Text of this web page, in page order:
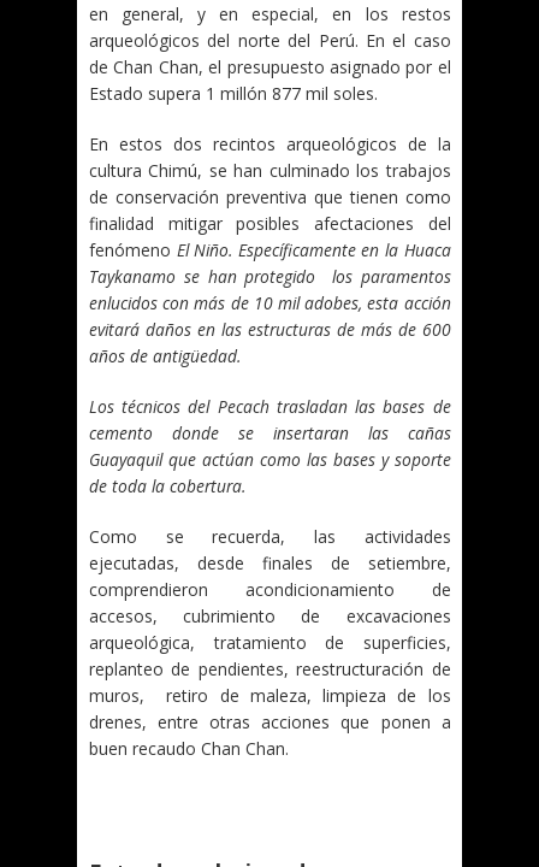
en general, y en especial, en los restos
arqueológicos del norte del Perú. En el caso
de Chan Chan, el presupuesto asignado por el
Estado supera 1 millón 877 mil soles.
En estos dos recintos arqueológicos de la
cultura Chimú, se han culminado los trabajos
de conservación preventiva que tienen como
finalidad mitigar posibles afectaciones del
fenómeno El Niño. Específicamente en la Huaca
Taykanamo se han protegido los paramentos
enlucidos con más de 10 mil adobes, esta acción
evitará daños en las estructuras de más de 600
años de antigüedad.
Los técnicos del Pecach trasladan las bases de
cemento donde se insertaran las cañas
Guayaquil que actúan como las bases y soporte
de toda la cobertura.
Como se recuerda, las actividades
ejecutadas, desde finales de setiembre,
comprendieron acondicionamiento de
accesos, cubrimiento de excavaciones
arqueológica, tratamiento de superficies,
replanteo de pendientes, reestructuración de
muros, retiro de maleza, limpieza de los
drenes, entre otras acciones que ponen a
buen recaudo Chan Chan.